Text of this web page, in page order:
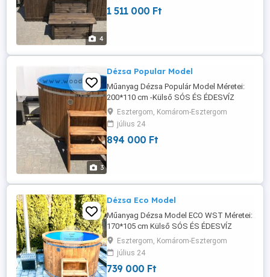
4
cm Erősített fal SZIGETELVE Külső Dézsa
1 511 000 Ft
3
Dézsa Popular Model
Műanyag Dézsa Populár Model Méretei:
200*110 cm -Külső SÓS ÉS ÉDESVÍZ
használatára alkalmas kályhával szerelve
-16 mm vastag fenyő Lambéria borítás
-2db inox abroncs -2 fokú lépcső -Fedél:
vízhatlan bézsszínű vászon -Külső színe
Esztergom, Komárom-Esztergom
július 24
894 000 Ft
Dézsa Eco Model
Műanyag Dézsa Model ECO WST Méretei:
170*105 cm Külső SÓS ÉS ÉDESVÍZ
használatára alkalmas kályhával szerelve
22 kw 12mm vastag fenyő Lambéria
borítás 2 db inox abroncs 3 fokú lépcső
Fedél: vízhatlan bézsszínű vászon Külső
Esztergom, Komárom-Esztergom
július 24
739 000 Ft